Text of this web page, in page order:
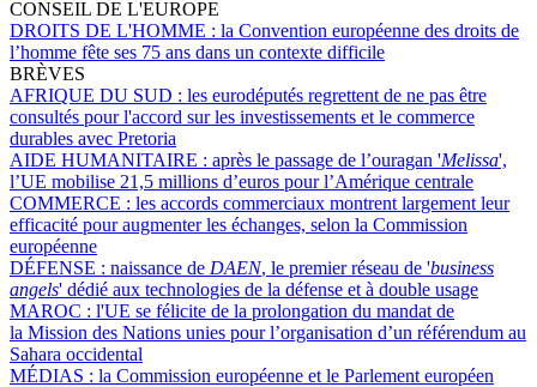
CONSEIL DE L'EUROPE
DROITS DE L'HOMME : la Convention européenne des droits de
l’homme fête ses 75 ans dans un contexte difficile
BRÈVES
AFRIQUE DU SUD : les eurodéputés regrettent de ne pas être
consultés pour l'accord sur les investissements et le commerce
durables avec Pretoria
AIDE HUMANITAIRE : après le passage de l’ouragan 'Melissa',
l’UE mobilise 21,5 millions d’euros pour l’Amérique centrale
COMMERCE : les accords commerciaux montrent largement leur
efficacité pour augmenter les échanges, selon la Commission
européenne
DÉFENSE : naissance de DAEN, le premier réseau de 'business
angels' dédié aux technologies de la défense et à double usage
MAROC : l'UE se félicite de la prolongation du mandat de
la Mission des Nations unies pour l’organisation d’un référendum au
Sahara occidental
MÉDIAS : la Commission européenne et le Parlement européen